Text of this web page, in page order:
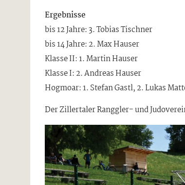
Ergebnisse
bis 12 Jahre: 3. Tobias Tischner
bis 14 Jahre: 2. Max Hauser
Klasse II: 1. Martin Hauser
Klasse I: 2. Andreas Hauser
Hogmoar: 1. Stefan Gastl, 2. Lukas
Der Zillertaler Ranggler- und